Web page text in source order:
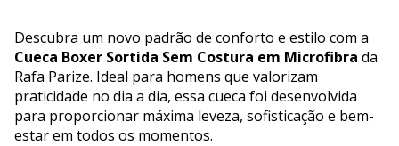
Descubra um novo padrão de conforto e estilo com a
Cueca Boxer Sortida Sem Costura em Microfibra da
Rafa Parize. Ideal para homens que valorizam
praticidade no dia a dia, essa cueca foi desenvolvida
para proporcionar máxima leveza, sofisticação e bem-
estar em todos os momentos.